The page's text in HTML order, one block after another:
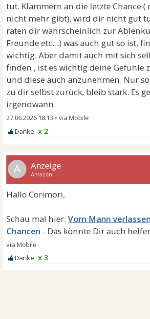
tut. Klammern an die letzte Chance (
nicht mehr gibt), wird dir nicht gut
raten dir wahrscheinlich zur
Freunde etc…) was auch gut so ist,
wichtig. Aber damit auch mit sich
finden , ist es wichtig deine Gefühle
und diese auch anzunehmen. Nur
zu dir selbst zurück, bleib stark. Es
irgendwann.
27.06.2026 18:13 •
x 2
A
Vom Mann
Chancen
x 3